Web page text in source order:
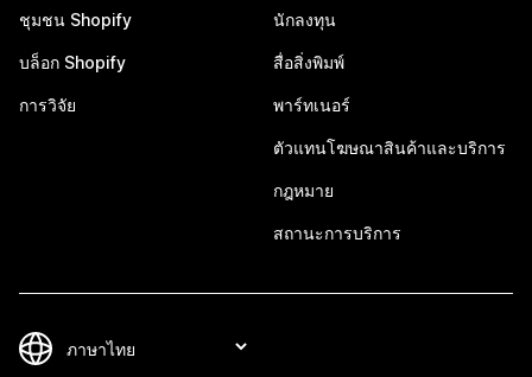
ชุมชน Shopify
บล็อก Shopify
การวิจัย
นักลงทุน
สื่อสิ่งพิมพ์
พาร์ทเนอร์
ตัวแทนโฆษณาสินค้าและบริการ
กฎหมาย
สถานะการบริการ